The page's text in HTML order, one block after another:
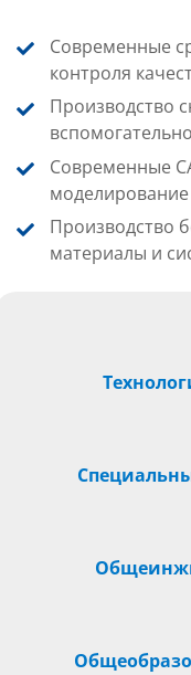
Современные
контроля
Производство
Современные
Производство
материалы и